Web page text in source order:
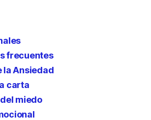
frecuentes
la Ansiedad
carta
miedo